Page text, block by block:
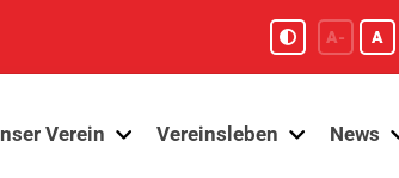
A- A
Verein Vereinsleben News